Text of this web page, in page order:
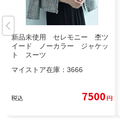
新品未使用 セレモニー 杢ツ
イード ノーカラー ジャケッ
ト スーツ
マイストア在庫： 3666
税込 7500円